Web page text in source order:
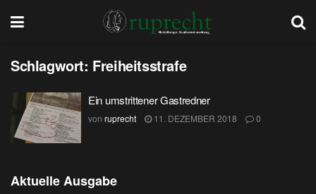
Schlagwort: Freiheitsstrafe
Ein umstrittener Gastredner
von ruprecht 11. DEZEMBER 2018 0
Aktuelle Ausgabe